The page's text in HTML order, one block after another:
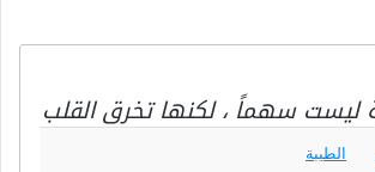
ليست سهماً ، لكنها تخرق القلب
الطيبة